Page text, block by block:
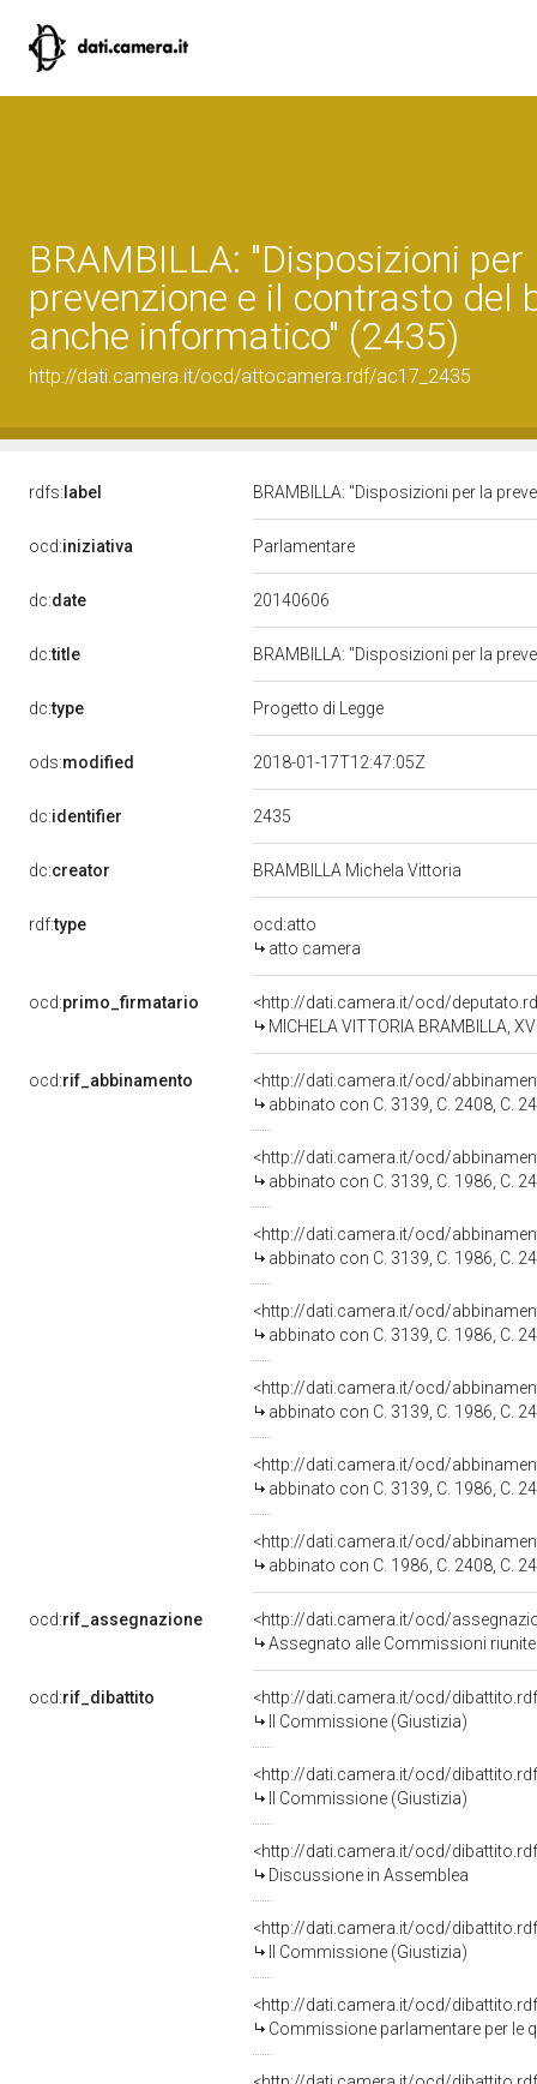
BRAMBILLA: "Disposizioni per
prevenzione e il contrasto del
anche informatico" (2435)
http://dati.camera.it/ocd/attocamera.rdf/ac17_2435
rdfs: label BRAMBILLA: "Disposizioni per la
ocd:iniziativa Parlamentare
dc:date 20140606
dc:title BRAMBILLA: "Disposizioni per la
dc:type Progetto di Legge
ods:modified 2018-01-17T12:47:05Z
dc:identifier 2435
dc:creator BRAMBILLA Michela Vittoria
rdf:type
ocd:atto
atto camera
ocd:primo_firmatario
<http://dati.camera.it/ocd/
MICHELA VITTORIA BRAMBILLA,
ocd:rif_abbinamento
<http://dati.camera.it/ocd/
abbinato con C. 3139, C. 2408, C.
<http://dati.camera.it/ocd/
abbinato con C. 3139, C. 1986, C.
<http://dati.camera.it/ocd/
abbinato con C. 3139, C. 1986, C.
<http://dati.camera.it/ocd/
abbinato con C. 3139, C. 1986, C.
<http://dati.camera.it/ocd/
abbinato con C. 3139, C. 1986, C.
<http://dati.camera.it/ocd/
abbinato con C. 3139, C. 1986, C.
<http://dati.camera.it/ocd/
abbinato con C. 1986, C. 2408, C.
ocd:rif_assegnazione
<http://dati.camera.it/ocd/
Assegnato alle Commissioni riunite
ocd:rif_dibattito
<http://dati.camera.it/ocd/
II Commissione (Giustizia)
<http://dati.camera.it/ocd/
II Commissione (Giustizia)
<http://dati.camera.it/ocd/
Discussione in Assemblea
<http://dati.camera.it/ocd/
II Commissione (Giustizia)
<http://dati.camera.it/ocd/
Commissione parlamentare per le